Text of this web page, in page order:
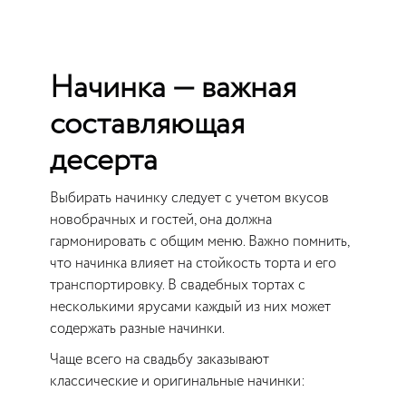
Начинка — важная
составляющая
десерта
Выбирать начинку следует с учетом вкусов
новобрачных и гостей, она должна
гармонировать с общим меню. Важно помнить,
что начинка влияет на стойкость торта и его
транспортировку. В свадебных тортах с
несколькими ярусами каждый из них может
содержать разные начинки.
Чаще всего на свадьбу заказывают
классические и оригинальные начинки: